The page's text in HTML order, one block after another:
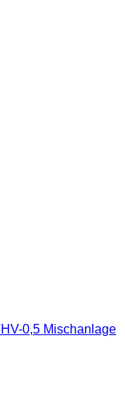
0,5 Mischanlage